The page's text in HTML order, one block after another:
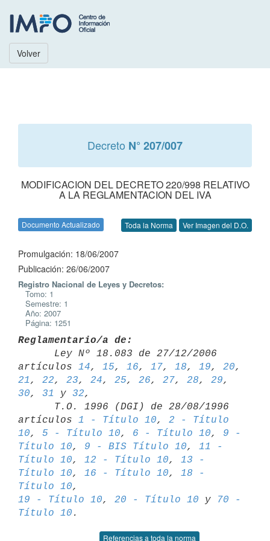
Volver
Decreto N° 207/007
MODIFICACION DEL DECRETO 220/998 RELATIVO
A LA REGLAMENTACION DEL IVA
Documento Actualizado Toda la Norma Ver Imagen del D.O.
Promulgación: 18/06/2007
Publicación: 26/06/2007
Registro Nacional de Leyes y Decretos:
Tomo: 1
Semestre: 1
Año: 2007
Página: 1251
Reglamentario/a de:
artículos 14, 15, 16, 17, 18, 19, 20
21 , 22, 23, 24, 25, 26, 27, 28, 29
30, 31 y 32,
artículos 1 - Título 10, 2 - Título
10, 5 - Título 10, 6 - Título 10, 9 -
Título 10, 9 - BIS Título 10, 11 -
Título 10, 12 - Título 10, 13 -
Título 10, 16 - Título 10, 18 -
Título 10
19 - Título 10, 20 - Título 10 y
70 -
Título 10
Referencias a toda la norma